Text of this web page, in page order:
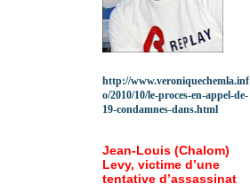
http://www.veroniquechemla.inf
o/2010/10/le-proces-en-appel-de-
19-condamnes-dans.html
Jean-Louis (Chalom)
Levy, victime d’une
tentative d’assassinat